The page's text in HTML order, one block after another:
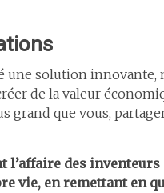
solution innovante,
de la valeur
grand que vous,
l’affaire des
vie, en remettant en